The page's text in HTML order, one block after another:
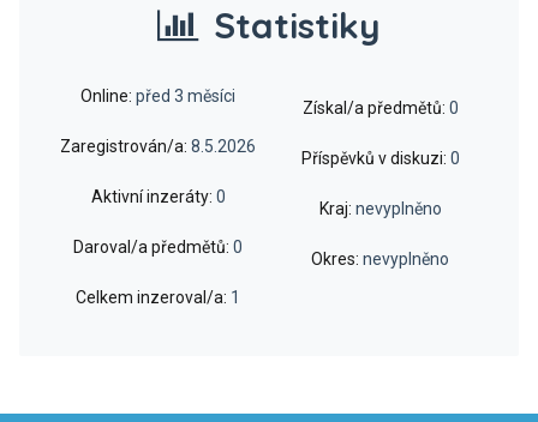
Statistiky
Online: před 3 měsíci
Zaregistrován/a: 8.5.2026
Aktivní inzeráty: 0
Daroval/a předmětů: 0
Celkem inzeroval/a: 1
Získal/a předmětů: 0
Příspěvků v diskuzi: 0
Kraj: nevyplněno
Okres: nevyplněno